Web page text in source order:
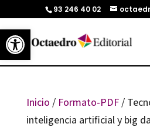
Abrir barra de herramientas
93 246 40 02
Inicio / Formato-PDF/
inteligencia artificial y big